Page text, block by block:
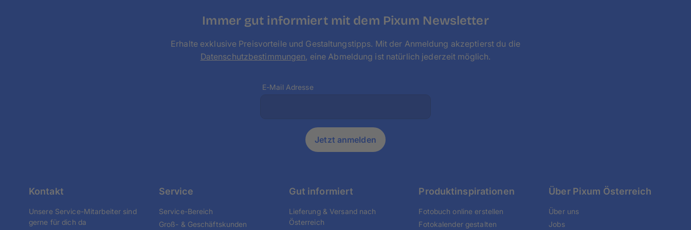
Immer gut informiert mit dem Pixum Newsletter
Erhalte exklusive Preisvorteile und Gestaltungstipps. Mit der Anmeldung akzeptierst du die
Datenschutzbestimmungen, eine Abmeldung ist natürlich jederzeit möglich.
E-Mail Adresse
Jetzt anmelden
Kontakt
Unsere Service-Mitarbeiter sind
gerne für dich da
Service
Service-Bereich
Groß- & Geschäftskunden
Gut informiert
Lieferung & Versand nach
Österreich
Produktinspirationen
Fotobuch online erstellen
Fotokalender gestalten
Über Pixum Österreich
Über uns
Jobs